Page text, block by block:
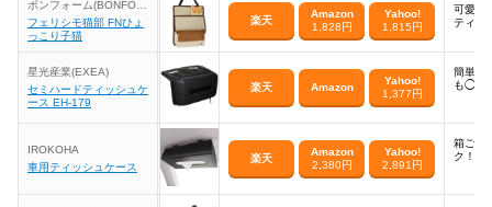
ボンフォーム(BONFOR
M)
フェリシモ猫部 FNひょ
っこり子猫
楽天
Amazon
1,828円
Yahoo!
1,815円
可愛さ
ティッ
星光産業(EXEA)
セミハードティッシュケ
ース EH-179
楽天 Amazon
Yahoo!
1,377円
簡単取
も◯。
IROKOHA
車用ティッシュケース
楽天
Amazon
2,380円
Yahoo!
2,891円
箱ごと
ク！